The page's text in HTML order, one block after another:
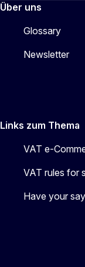
Über uns
Glossary
Newsletter
Links zum Thema
VAT e-
VAT rules for
Have your say